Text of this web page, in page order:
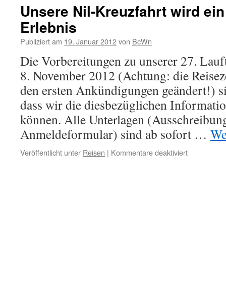
Unsere Nil-Kreuzfahrt wird
Erlebnis
Publiziert am 19. Januar 2012von BcWn
Die Vorbereitungen zu unserer 27.
8. November 2012 (Achtung: die
den ersten Ankündigungen geändert!)
dass wir die diesbezüglichen
können. Alle Unterlagen
Anmeldeformular) sind ab sofort …
Veröffentlicht unter Reisen | Kommentare deaktiviertfür